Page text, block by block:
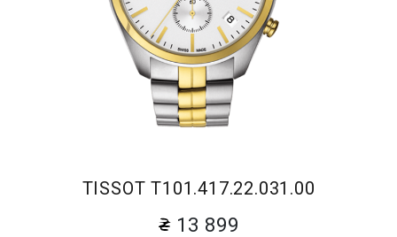
TISSOT T101.417.22.031.00
13 899